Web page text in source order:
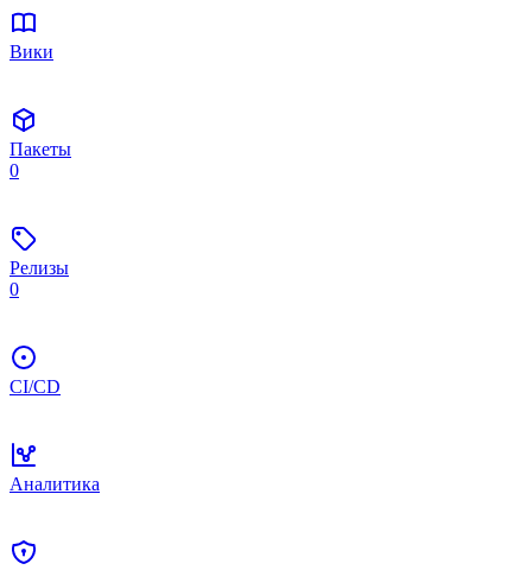
Вики
Пакеты
0
Релизы
0
CI/CD
Аналитика